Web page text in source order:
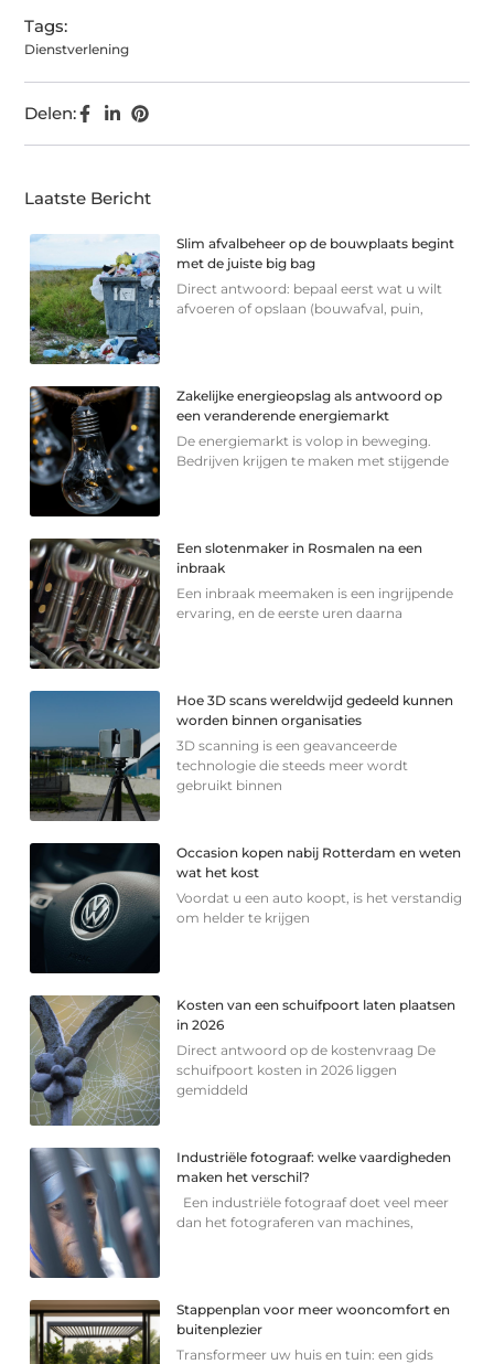
Tags:
Dienstverlening
Delen:
Laatste Bericht
Slim afvalbeheer op de bouwplaats begint
met de juiste big bag
Direct antwoord: bepaal eerst wat u wilt
afvoeren of opslaan (bouwafval, puin,
Zakelijke energieopslag als antwoord op
een veranderende energiemarkt
De energiemarkt is volop in beweging.
Bedrijven krijgen te maken met stijgende
Een slotenmaker in Rosmalen na een
inbraak
Een inbraak meemaken is een ingrijpende
ervaring, en de eerste uren daarna
Hoe 3D scans wereldwijd gedeeld kunnen
worden binnen organisaties
3D scanning is een geavanceerde
technologie die steeds meer wordt
gebruikt binnen
Occasion kopen nabij Rotterdam en weten
wat het kost
Voordat u een auto koopt, is het verstandig
om helder te krijgen
Kosten van een schuifpoort laten plaatsen
in 2026
Direct antwoord op de kostenvraag De
schuifpoort kosten in 2026 liggen
gemiddeld
Industriële fotograaf: welke vaardigheden
maken het verschil?
Een industriële fotograaf doet veel meer
dan het fotograferen van machines,
Stappenplan voor meer wooncomfort en
buitenplezier
Transformeer uw huis en tuin: een gids